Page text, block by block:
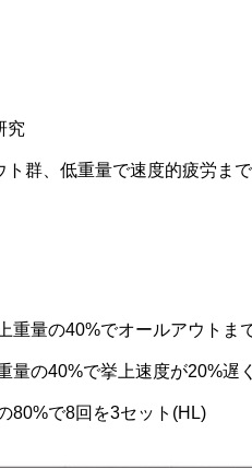
究
群、低重量で速度的疲労ま
重量の40%でオールアウトま
量の40%で挙上速度が20%遅
80%で8回を3セット(HL)